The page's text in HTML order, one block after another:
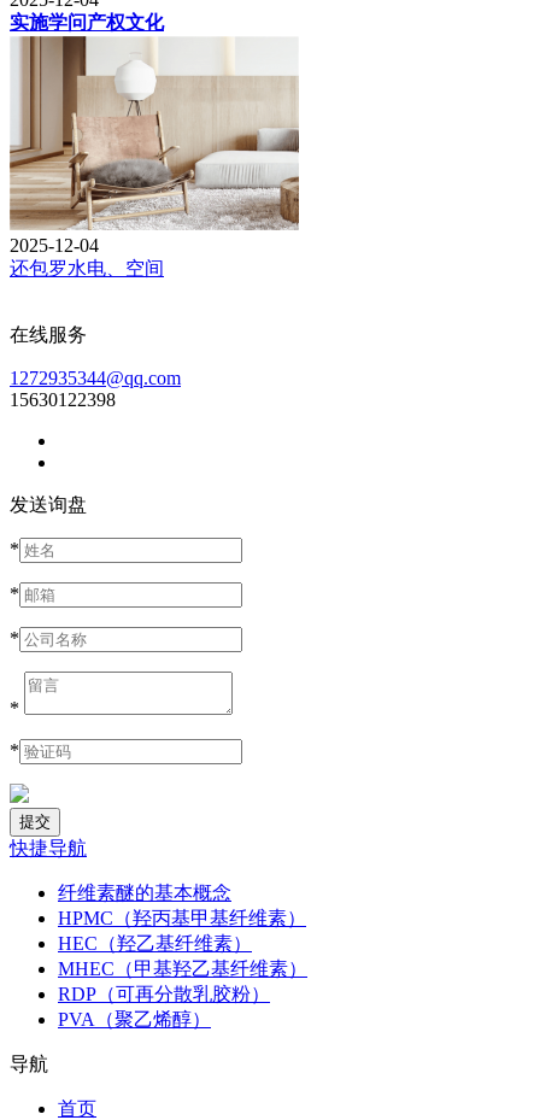
实施学问产权文化
2025-12-04
还包罗水电、空间
在线服务
1272935344@qq.com
15630122398
发送询盘
*
*
*
*
*
快捷导航
纤维素醚的基本概念
HPMC（羟丙基甲基纤维素）
HEC（羟乙基纤维素）
MHEC（甲基羟乙基纤维素）
RDP（可再分散乳胶粉）
PVA（聚乙烯醇）
导航
首页